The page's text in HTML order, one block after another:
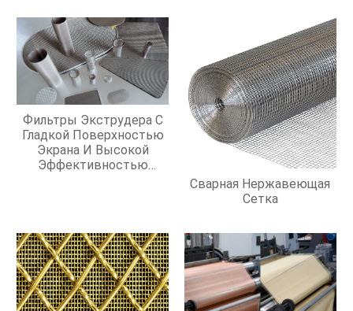
Фильтры Экструдера С
Гладкой Поверхностью
Экрана И Высокой
Эффективностью
Сварная Нержавеющая
Сетка